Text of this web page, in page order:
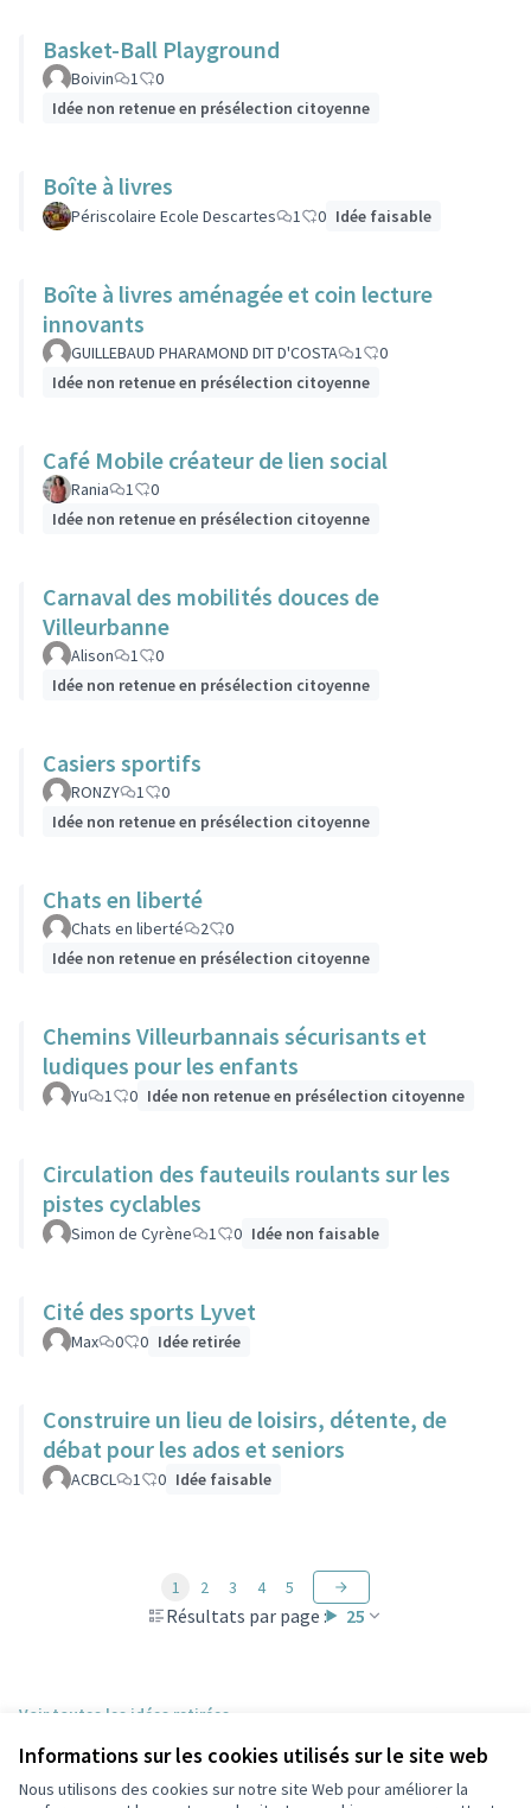
Informations sur les cookies utilisés sur le site web
Nous utilisons des cookies sur notre site Web pour améliorer la
Basket-Ball Playground
Boivin 1
0
Idée non retenue en présélection citoyenne
Boîte à livres
Périscolaire Ecole Descartes 1 0 Idée faisable
Boîte à livres aménagée et coin lecture
innovants
GUILLEBAUD PHARAMOND DIT D'COSTA 1
0
Idée non retenue en présélection citoyenne
Café Mobile créateur de lien social
Rania 1
0
Idée non retenue en présélection citoyenne
Carnaval des mobilités douces de
Villeurbanne
Alison 1
0
Idée non retenue en présélection citoyenne
Casiers sportifs
RONZY 1
0
Idée non retenue en présélection citoyenne
Chats en liberté
Chats en liberté 2
0
Idée non retenue en présélection citoyenne
Chemins Villeurbannais sécurisants et
ludiques pour les enfants
Yu 1 0 Idée non retenue en présélection citoyenne
Circulation des fauteuils roulants sur les
pistes cyclables
Simon de Cyrène 1 0 Idée non faisable
Cité des sports Lyvet
Max 0 0 Idée retirée
Construire un lieu de loisirs, détente, de
débat pour les ados et seniors
ACBCL 1 0 Idée faisable
Résultats par page : 25
1 2 3 4 5
Voir toutes les idées retirées
Conditions d'utilisation